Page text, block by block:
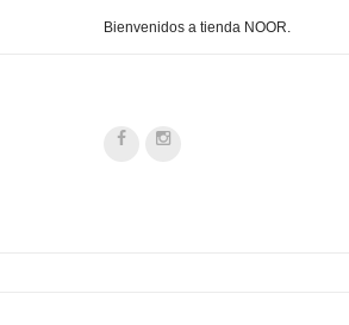
Bienvenidos a tienda NOOR.